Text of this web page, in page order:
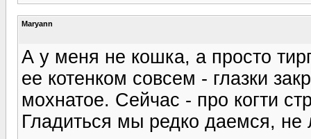
Maryann
А у меня не кошка, а просто
ее котенком совсем - глазки
мохнатое. Сейчас - про когти
Гладиться мы редко даемся, не